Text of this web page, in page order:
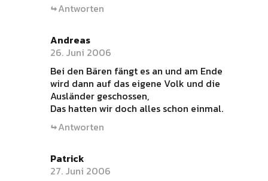
Antworten
Andreas
26. Juni 2006
Bei den Bären fängt es an und am Ende
wird dann auf das eigene Volk und die
Ausländer geschossen,
Das hatten wir doch alles schon einmal.
Antworten
Patrick
27. Juni 2006